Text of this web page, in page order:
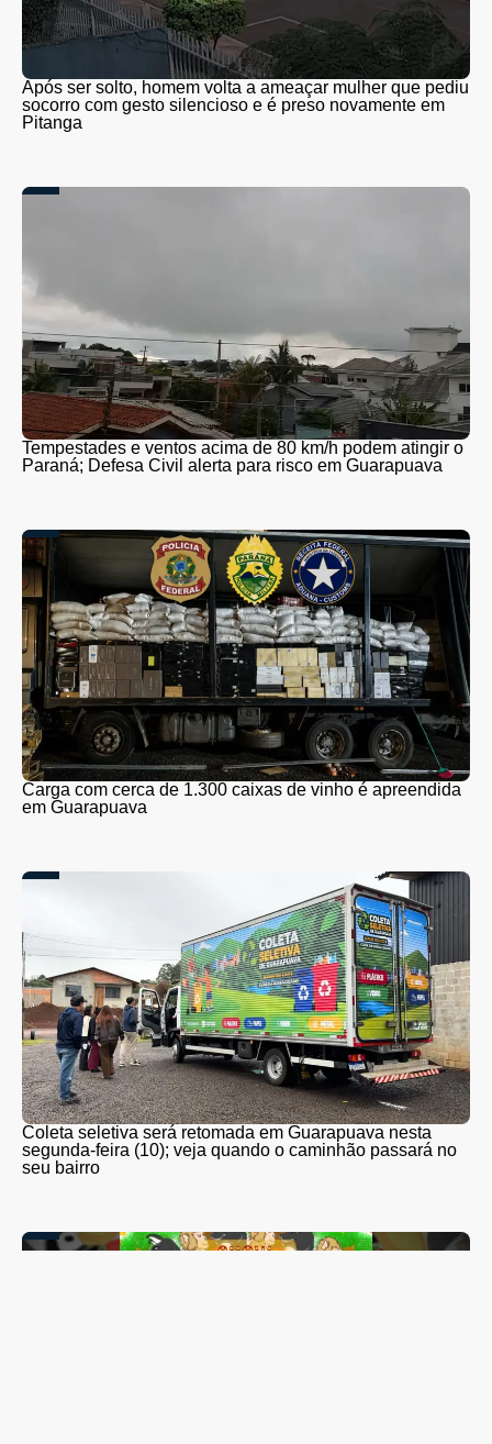
Após ser solto, homem volta a ameaçar mulher que pediu
socorro com gesto silencioso e é preso novamente em
Pitanga
Tempestades e ventos acima de 80 km/h podem atingir o
Paraná; Defesa Civil alerta para risco em Guarapuava
Carga com cerca de 1.300 caixas de vinho é apreendida
em Guarapuava
Coleta seletiva será retomada em Guarapuava nesta
segunda-feira (10); veja quando o caminhão passará no
seu bairro